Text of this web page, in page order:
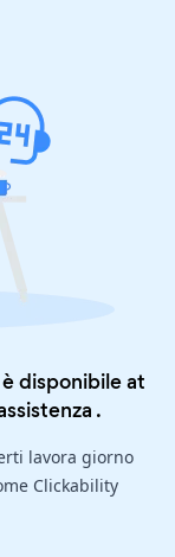
disponibile at
.
lavora giorno
Clickability